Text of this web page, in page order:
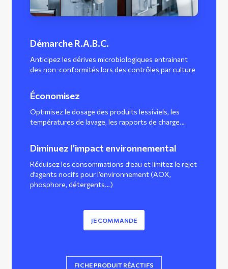
Démarche R.A.B.C.
Anticipez les dérives microbiologiques entrainant
des non-conformités lors des contrôles par culture
Économisez
Optimisez le dosage des produits lessiviels, les
températures de lavage, les rapports de charge…
Diminuez l’impact environnemental
Réduisez les consommations d’eau et limitez le rejet
d’agents nocifs pour l’environnement (AOX,
phosphore, détergents…)
JE COMMANDE
FICHE PRODUIT RÉACTIFS